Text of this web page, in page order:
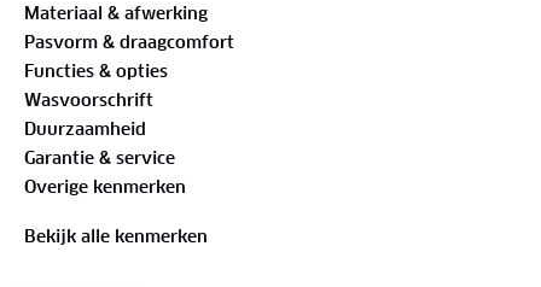
maken van reeds bestaande materialen,
verminderen we de aanspraak op ruwe
grondstoffen afkomstig uit fossiele brandstoffen.
Functionaliteiten:
✓Waterdicht 5.000MM
hevige regenbuien
✓ Volledig getapete naden: hierdoor kan water niet
door de naden lekken
Materiaal & afwerking
Pasvorm & draagcomfort
Functies & opties
Wasvoorschrift
Duurzaamheid
Garantie & service
Overige kenmerken
Bekijk alle kenmerken